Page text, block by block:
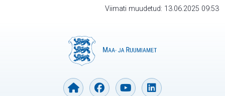
Viimati muudetud: 13.06.2025 09:53